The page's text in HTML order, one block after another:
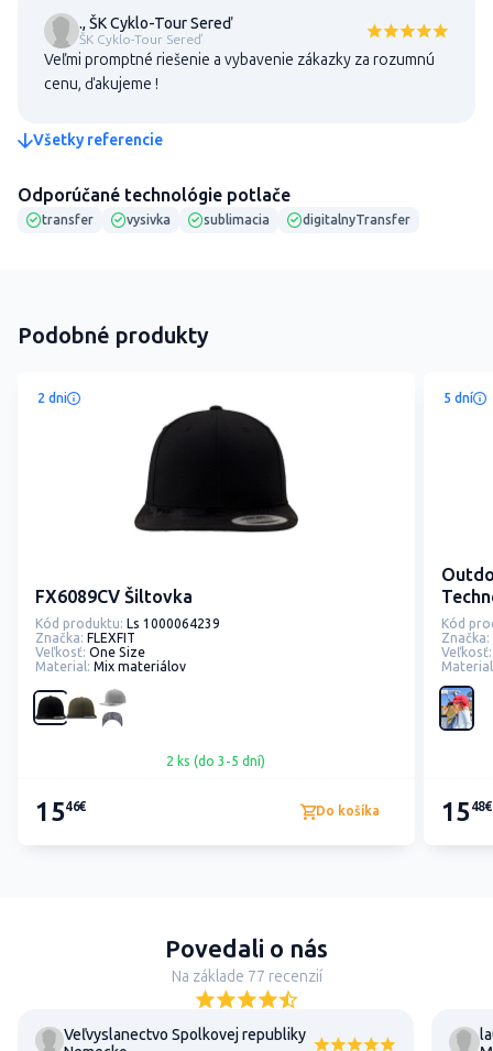
., ŠK Cyklo-Tour Sereď
ŠK Cyklo-Tour Sereď
Veľmi promptné riešenie a vybavenie zákazky za rozumnú
cenu, ďakujeme !
Všetky referencie
Odporúčané technológie potlače
transfer vysivka sublimacia digitalnyTransfer
Podobné produkty
2 dni
FX6089CV Šiltovka
Kód produktu: Ls 1000064239
Značka: FLEXFIT
Veľkosť: One Size
Material: Mix materiálov
2 ks (do 3-5 dní)
1546€ Do košíka
5 dní
Kód
Značka:
Veľkosť:
1548€
Povedali o nás
Na základe 77 recenzií
Veľvyslanectvo Spolkovej republiky